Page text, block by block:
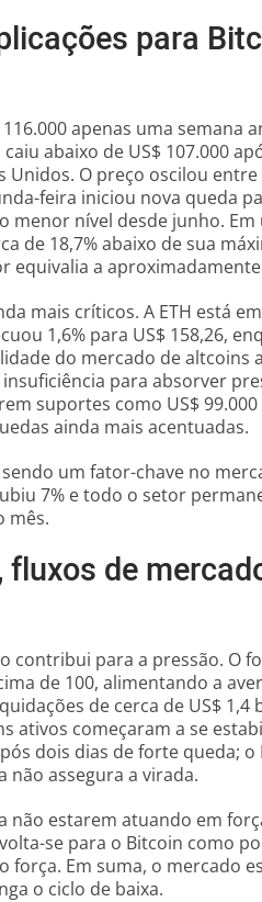
para
apenas uma semana
abaixo de US$ 107.000
Unidos. O preço oscilou entre
feira iniciou nova queda
menor nível desde junho.
de 18,7% abaixo de sua
a aproximadamente
mais críticos. A ETH está
1,6% para US$ 158,26,
do mercado de
para absorver
suportes como US$ 99.000
ainda mais acentuadas.
um fator-chave no
7% e todo o setor
mês.
de
contribui para a pressão. O
de 100, alimentando a
de cerca de US$ 1,4
ativos começaram a se
dois dias de forte queda;
não assegura a virada.
não estarem atuando em
se para o Bitcoin como
Em suma, o mercado
o ciclo de baixa.